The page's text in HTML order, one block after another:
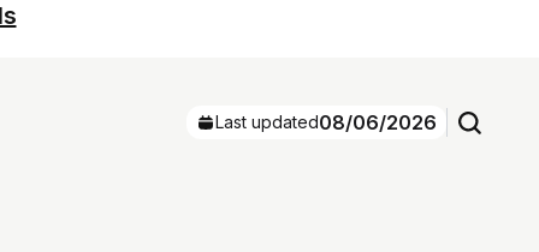
Last updated08/06/2026